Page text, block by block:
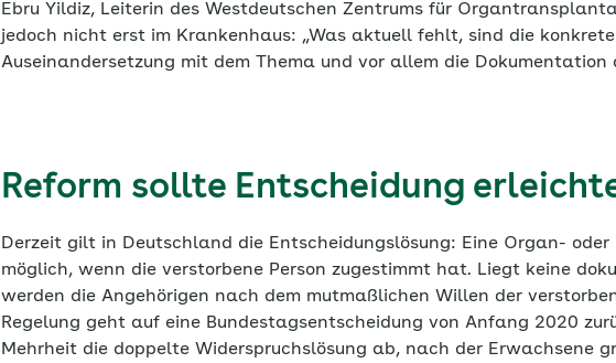
Ebru Yildiz, Leiterin des Westdeutschen Zentrums für
jedoch nicht erst im Krankenhaus: „Was aktuell fehlt, sind die
Auseinandersetzung mit dem Thema und vor allem die Dokumentation
Reform sollte Entscheidung
Derzeit gilt in Deutschland die Entscheidungslösung: Eine Organ-
möglich, wenn die verstorbene Person zugestimmt hat. Liegt keine
werden die Angehörigen nach dem mutmaßlichen Willen der
Regelung geht auf eine Bundestagsentscheidung von Anfang 2020
Mehrheit die doppelte Widerspruchslösung ab, nach der Erwachsene